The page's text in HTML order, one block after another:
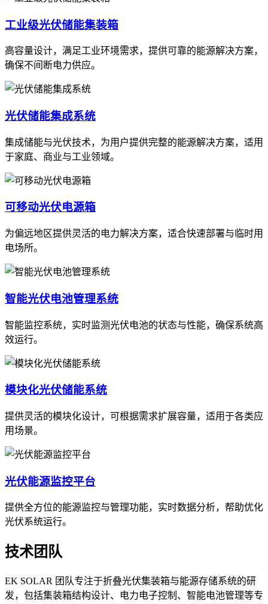
工业级光伏储能集装箱
高容量设计，满足工业环境需求，提供可靠的能源解决方案，
确保不间断电力供应。
光伏储能集成系统
集成储能与光伏技术，为用户提供完整的能源解决方案，适用
于家庭、商业与工业领域。
可移动光伏电源箱
为偏远地区提供灵活的电力解决方案，适合快速部署与临时用
电场所。
智能光伏电池管理系统
智能监控系统，实时监测光伏电池的状态与性能，确保系统高
效运行。
模块化光伏储能系统
提供灵活的模块化设计，可根据需求扩展容量，适用于各类应
用场景。
光伏能源监控平台
提供全方位的能源监控与管理功能，实时数据分析，帮助优化
光伏系统运行。
技术团队
EK SOLAR 团队专注于折叠光伏集装箱与能源存储系统的研
发，包括集装箱结构设计、电力电子控制、智能电池管理等专